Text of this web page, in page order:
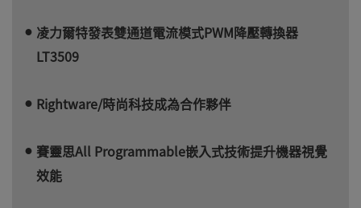
凌力爾特發表雙通道電流模式PWM降壓轉換器
LT3509
Rightware/時尚科技成為合作夥伴
賽靈思All Programmable嵌入式技術提升機器視覺
效能